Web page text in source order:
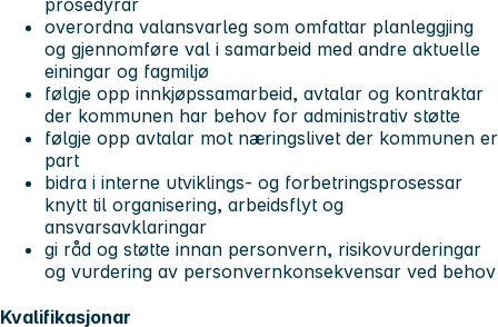
overordna valansvarleg som omfattar planleggjing
og gjennomføre val i samarbeid med andre aktuelle
einingar og fagmiljø
følgje opp innkjøpssamarbeid, avtalar og kontraktar
der kommunen har behov for administrativ støtte
følgje opp avtalar mot næringslivet der kommunen er
part
bidra i interne utviklings- og forbetringsprosessar
knytt til organisering, arbeidsflyt og
ansvarsavklaringar
gi råd og støtte innan personvern, risikovurderingar
og vurdering av personvernkonsekvensar ved behov
Kvalifikasjonar